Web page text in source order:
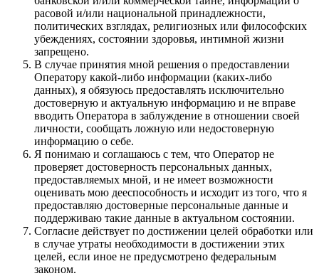
расовой и/или национальной принадлежности,
политических взглядах, религиозных или философских
убеждениях, состоянии здоровья, интимной жизни
запрещено.
В случае принятия мной решения о предоставлении
Оператору какой-либо информации (каких-либо
данных), я обязуюсь предоставлять исключительно
достоверную и актуальную информацию и не вправе
вводить Оператора в заблуждение в отношении своей
личности, сообщать ложную или недостоверную
информацию о себе.
Я понимаю и соглашаюсь с тем, что Оператор не
проверяет достоверность персональных данных,
предоставляемых мной, и не имеет возможности
оценивать мою дееспособность и исходит из того, что я
предоставляю достоверные персональные данные и
поддерживаю такие данные в актуальном состоянии.
Согласие действует по достижении целей обработки или
в случае утраты необходимости в достижении этих
целей, если иное не предусмотрено федеральным
законом.